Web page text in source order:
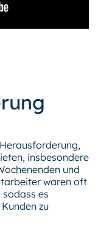
insbesondere
und
waren oft
es
zu